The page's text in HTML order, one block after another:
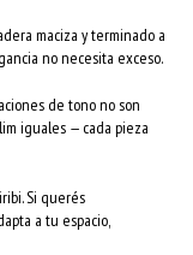
maciza y terminado a
no necesita exceso.
de tono no son
iguales — cada pieza
Si querés
a tu espacio,